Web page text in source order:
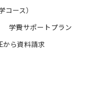
コース）
学費サポートプラン
から資料請求